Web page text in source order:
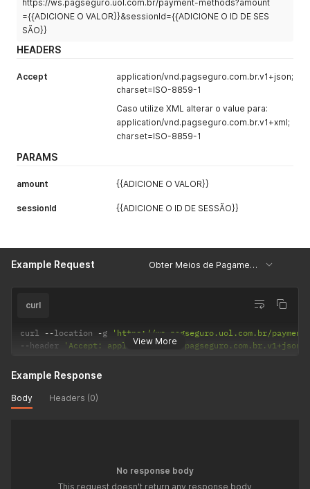
https://ws.pagseguro.uol.com.br/payment-methods?amount
={{ADICIONE O VALOR}}&sessionId={{ADICIONE O ID DE SES
SÃO}}
HEADERS
Accept
application/vnd.pagseguro.com.br.v1+json;
charset=ISO-8859-1
Caso utilize XML alterar o value para:
application/vnd.pagseguro.com.br.v1+xml;
charset=ISO-8859-1
PARAMS
amount {{ADICIONE O VALOR}}
sessionId {{ADICIONE O ID DE SESSÃO}}
Example Request Obter Meios de Pagamento
View More
curl
curl --location -g
'https://ws.pagseguro.uol.com.br/payment-
--header 'Accept: application/
Example Response
Body Headers (0)
No response body
This request doesn't return any response body